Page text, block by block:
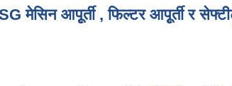
मेसिन आपूृर्ती , फिल्टर आपूृर्ती र